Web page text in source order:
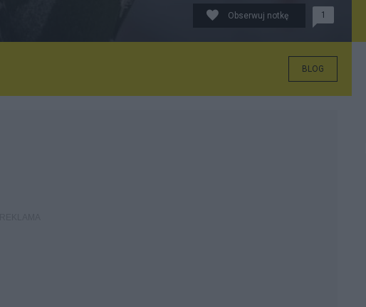
Obserwuj notkę 1
BLOG